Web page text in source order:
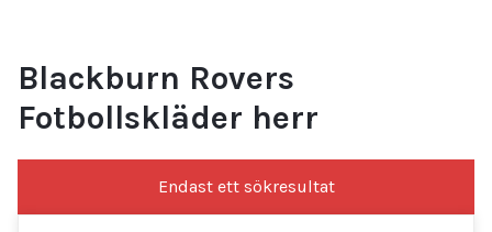
Blackburn Rovers
Fotbollskläder herr
Endast ett sökresultat